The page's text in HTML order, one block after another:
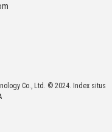
Co., Ltd. © 2024. Index situs